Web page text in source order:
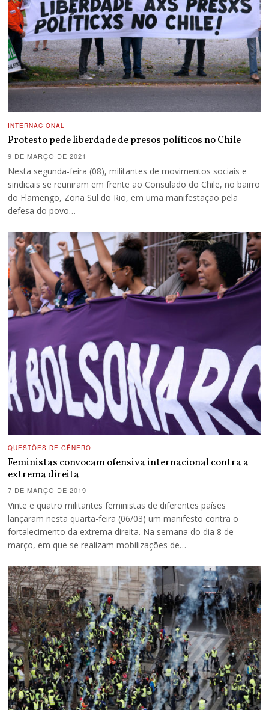
INTERNACIONAL
Protesto pede liberdade de presos políticos no Chile
9 DE MARÇO DE 2021
Nesta segunda-feira (08), militantes de movimentos sociais e
sindicais se reuniram em frente ao Consulado do Chile, no bairro
do Flamengo, Zona Sul do Rio, em uma manifestação pela
defesa do povo…
QUESTÕES DE GÊNERO
Feministas convocam ofensiva internacional contra a
extrema direita
7 DE MARÇO DE 2019
Vinte e quatro militantes feministas de diferentes países
lançaram nesta quarta-feira (06/03) um manifesto contra o
fortalecimento da extrema direita. Na semana do dia 8 de
março, em que se realizam mobilizações de…